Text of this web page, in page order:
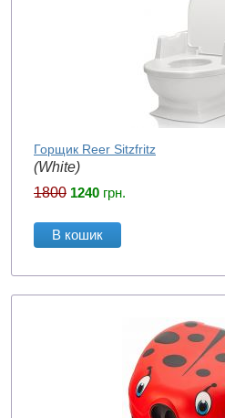
Горщик Reer Sitzfritz
(White)
1800 1240 грн.
В кошик